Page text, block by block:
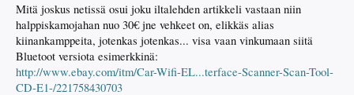
Mitä joskus netissä osui joku iltalehden artikkeli vastaan niin
halppiskamojahan nuo 30€ jne vehkeet on, elikkäs alias
kiinankamppeita, jotenkas jotenkas... visa vaan vinkumaan siitä
Bluetoot versiota esimerkkinä:
http://www.ebay.com/itm/Car-Wifi-EL...terface-Scanner-Scan-Tool-
CD-E1-/221758430703